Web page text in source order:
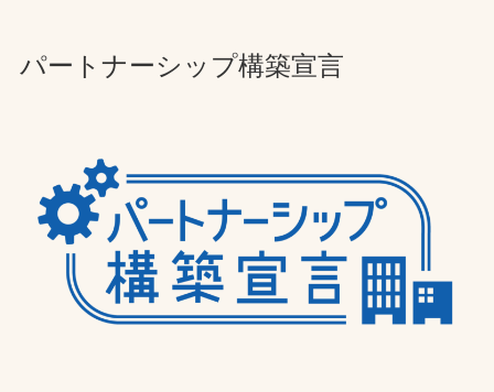
Instagram
FacebookYouTube
文字の見えづらさや操作にお困りの方へ
パートナーシップ構築宣言